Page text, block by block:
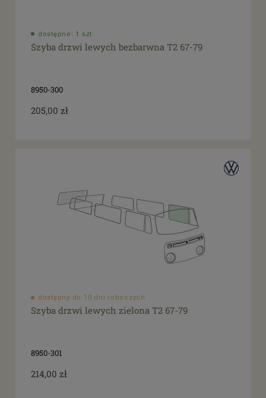
dostępne: 1 szt.
Szyba drzwi lewych bezbarwna T2 67-79
8950-300
205,00 zł
dostępny do 10 dni roboczych
Szyba drzwi lewych zielona T2 67-79
8950-301
214,00 zł